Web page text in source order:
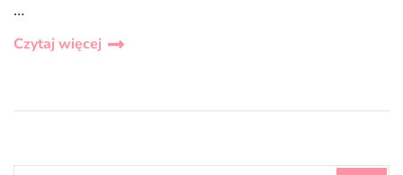
…
Czytaj więcej